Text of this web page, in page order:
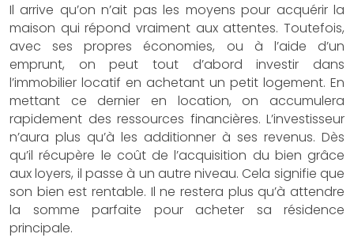
Il arrive qu’on n’ait pas les moyens pour acquérir la
maison qui répond vraiment aux attentes. Toutefois,
avec ses propres économies, ou à l’aide d’un
emprunt, on peut tout d’abord investir dans
l’immobilier locatif en achetant un petit logement. En
mettant ce dernier en location, on accumulera
rapidement des ressources financières. L’investisseur
n’aura plus qu’à les additionner à ses revenus. Dès
qu’il récupère le coût de l’acquisition du bien grâce
aux loyers, il passe à un autre niveau. Cela signifie que
son bien est rentable. Il ne restera plus qu’à attendre
la somme parfaite pour acheter sa résidence
principale.